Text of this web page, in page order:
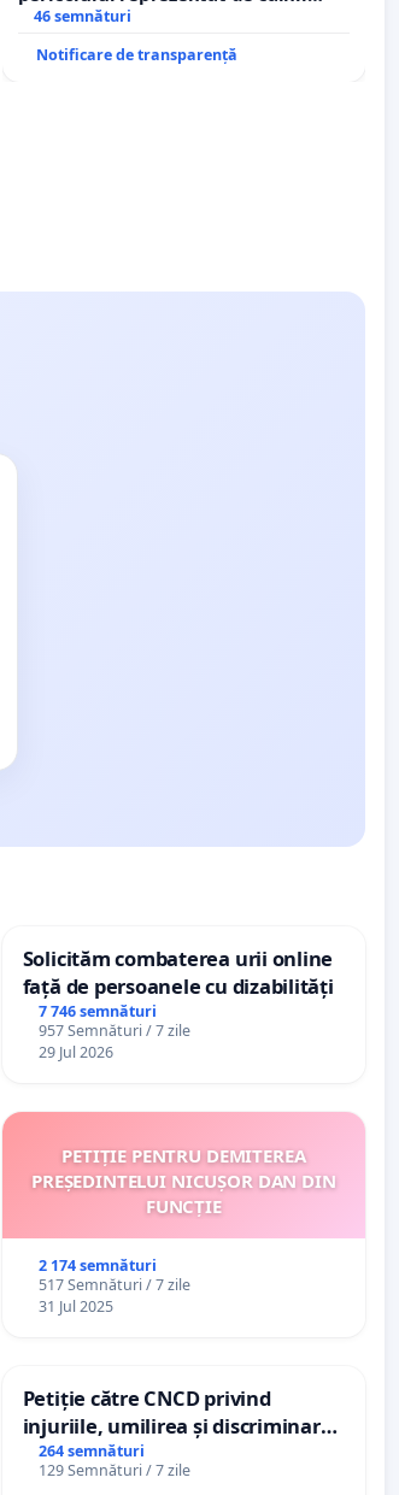
agresivi și fără stăpân din comuna
46 semnături
Notificare de transparență
Solicităm combaterea urii online
față de persoanele cu dizabilități
7 746 semnături
957 Semnături / 7 zile
29 Jul 2026
PETIȚIE PENTRU DEMITEREA
PREȘEDINTELUI NICUȘOR DAN DIN
FUNCȚIE
2 174 semnături
517 Semnături / 7 zile
31 Jul 2025
Petiție către CNCD privind
injuriile, umilirea și discriminarea
persoanelor cu dizabilități de
către utilizatorul TikTok „Gorici”
264 semnături
129 Semnături / 7 zile